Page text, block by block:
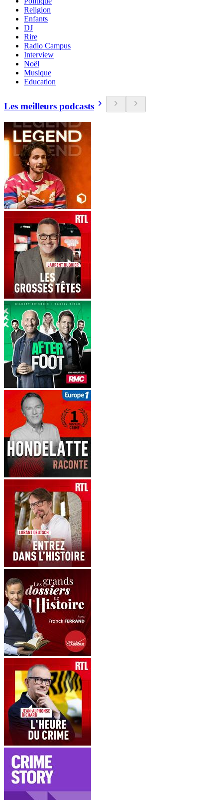
Religion
Enfants
DJ
Rire
Radio Campus
Interview
Noël
Musique
Education
Les meilleurs podcasts